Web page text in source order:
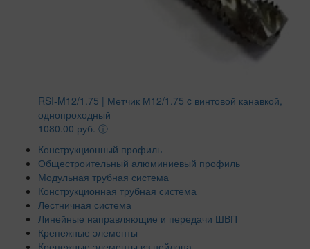
RSI-M12/1.75 | Метчик М12/1.75 c винтовой канавкой,
однопроходный
1080.00 руб. ⓘ
Конструкционный профиль
Общестроительный алюминиевый профиль
Модульная трубная система
Конструкционная трубная система
Лестничная система
Линейные направляющие и передачи ШВП
Крепежные элементы